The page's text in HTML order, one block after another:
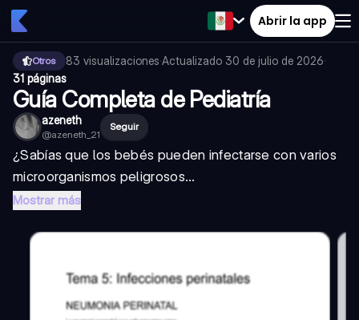
Abrir la app
Otros 83 visualizaciones·Actualizado 30 de julio de 2026·
31 páginas
Guía Completa de Pediatría
azeneth
@azeneth_21
Seguir
¿Sabías que los bebés pueden infectarse con varios
microorganismos peligrosos...
Mostrar más